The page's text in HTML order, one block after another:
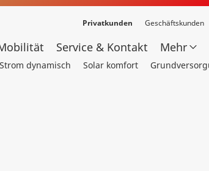
Privatkunden Geschäftskunden
Service & Kontakt Mehr
Strom dynamisch Solar komfort